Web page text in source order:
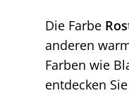
Die Farbe
anderen
Farben wie
entdecken